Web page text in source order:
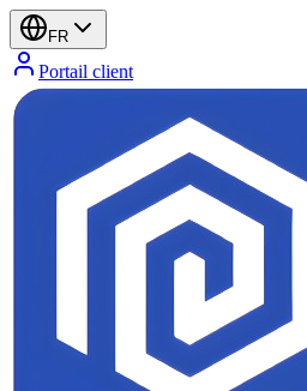
FR
Portail client